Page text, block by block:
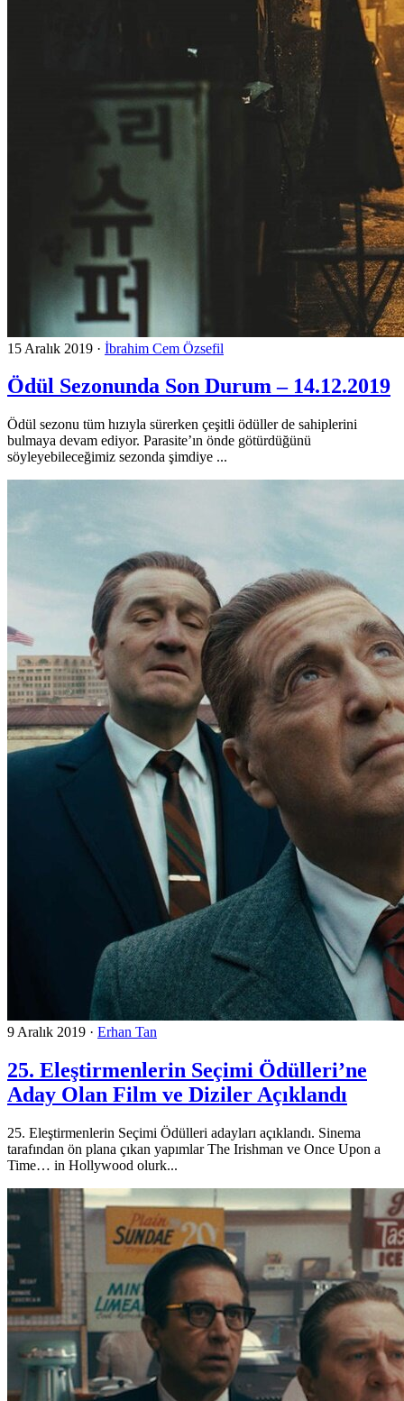
15 Aralık 2019 · İbrahim Cem Özsefil
Ödül Sezonunda Son Durum – 14.12.2019
Ödül sezonu tüm hızıyla sürerken çeşitli ödüller de sahiplerini
bulmaya devam ediyor. Parasite’ın önde götürdüğünü
söyleyebileceğimiz sezonda şimdiye ...
9 Aralık 2019 · Erhan Tan
25. Eleştirmenlerin Seçimi Ödülleri’ne
Aday Olan Film ve Diziler Açıklandı
25. Eleştirmenlerin Seçimi Ödülleri adayları açıklandı. Sinema
tarafından ön plana çıkan yapımlar The Irishman ve Once Upon a
Time… in Hollywood olurk...